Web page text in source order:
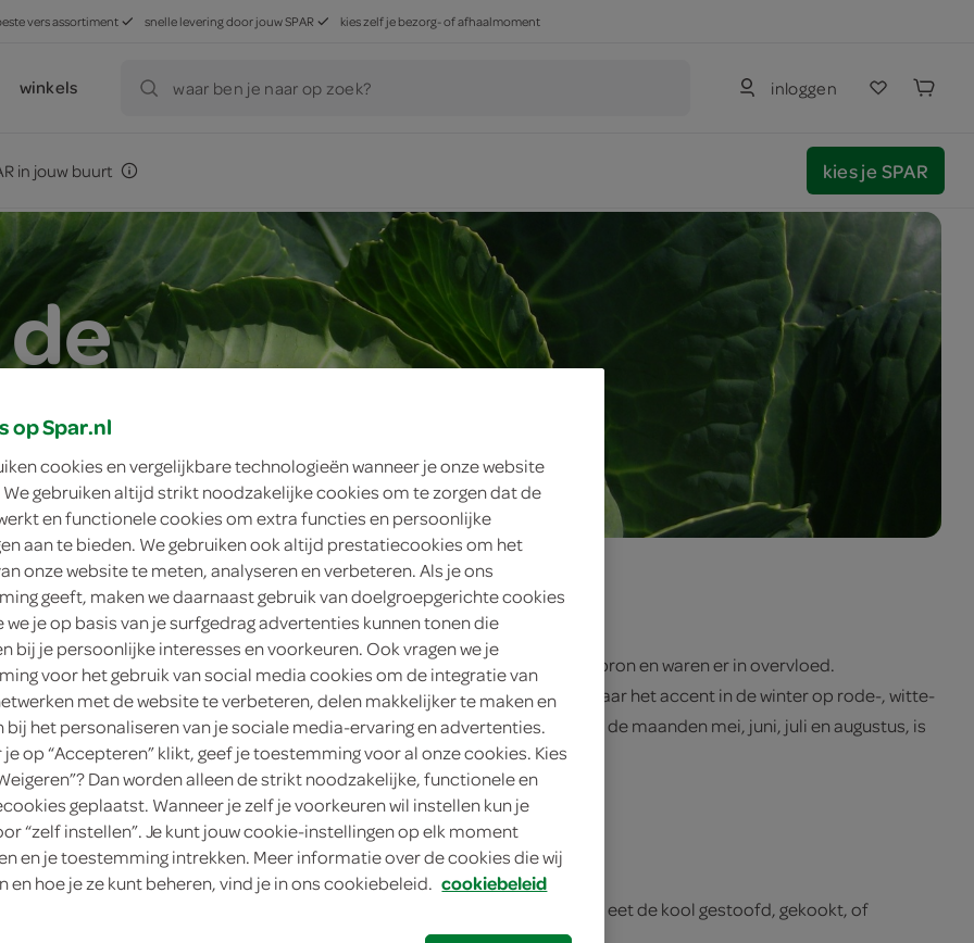
vers assortiment snelle levering door jouw SPAR kies zelf je bezorg- of afhaalmoment
winkels waar ben je naar op zoek? inloggen
in jouw buurt kies je SPAR
van de spitskool
die hier nu kennen waren in de Middeleeuwen al een belangrijke voedselbron en waren er in overvloed.
prei, ui en kruiden te koken. Spitskool is familie van de witte kool. Daar waar het accent in de winter op rode-, witte-
Ondanks dat spitskool een echte zomerkool is en dus volop verkrijgbaar in de maanden mei, juni, juli en augustus, is
de in Nederland verkochte spitskool komt uit Spanje.
zeer divers te gebruiken. Eet spitskool rauw in salades of voor­gerechten of eet de kool gestoofd, gekookt, of
op Spar.nl
cookies en vergelijkbare technologieën wanneer je onze website
gebruiken altijd strikt noodzakelijke cookies om te zorgen dat de
en functionele cookies om extra functies en persoonlijke
aan te bieden. We gebruiken ook altijd prestatiecookies om het
onze website te meten, analyseren en verbeteren. Als je ons
geeft, maken we daarnaast gebruik van doelgroepgerichte cookies
we je op basis van je surfgedrag advertenties kunnen tonen die
bij je persoonlijke interesses en voorkeuren. Ook vragen we je
voor het gebruik van social media cookies om de integratie van
met de website te verbeteren, delen makkelijker te maken en
bij het personaliseren van je sociale media-ervaring en advertenties.
je op “Accepteren” klikt, geef je toestemming voor al onze cookies. Kies
Dan worden alleen de strikt noodzakelijke, functionele en
geplaatst. Wanneer je zelf je voorkeuren wil instellen kun je
“zelf instellen”. Je kunt jouw cookie-instellingen op elk moment
en je toestemming intrekken. Meer informatie over de cookies die wij
en hoe je ze kunt beheren, vind je in ons cookiebeleid. cookiebeleid